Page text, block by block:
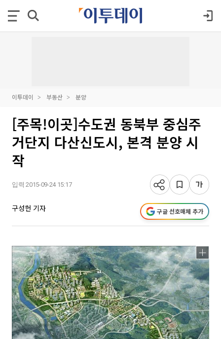
이투데이 부동산 분양
[주목!이곳]수도권 동북부 중심주
거단지 다산신도시, 본격 분양 시
작
입력 2015-09-24 15:17
구성헌 기자 구글 선호매체 추가